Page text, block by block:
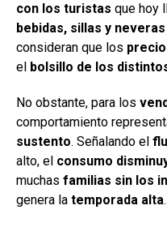
con los turistas que hoy
bebidas, sillas y
consideran que los
el bolsillo de los
No obstante, para los
comportamiento
sustento. Señalando el
alto, el consumo
muchas familias sin los
genera la temporada alta.